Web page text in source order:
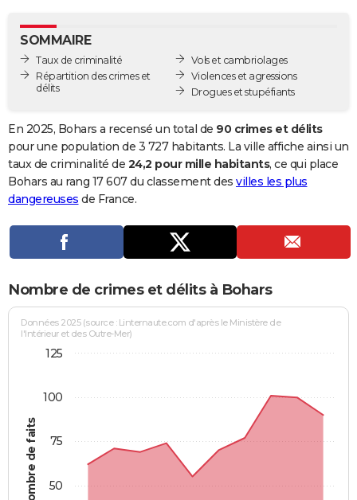
GUIDES D'ACHAT
BONS PLANS
Carte de Noël
Carte Bonne année
Carte Saint-Valentin
Carte Pâques
Carte d'anniversaire
DICTIONNAIRE
Dictionnaire
Biographies
Citations
Expressions
Proverbes
PROGRAMME TV
Se connecter
Entreprises
Service militaire
Avis de recherche
AVIS DE DÉCÈS
Bricolage
Lifestyle
Culture
Sport
Auto
Television
Voyage
Cinema
SOMMAIRE
Taux de criminalité
Répartition des crimes et
délits
Vols et cambriolages
Violences et agressions
Drogues et stupéfiants
En 2025, Bohars a recensé un total de 90 crimes et délits
pour une population de 3 727 habitants. La ville affiche ainsi un
taux de criminalité de 24,2 pour mille habitants, ce qui place
Bohars au rang 17 607 du classement des villes les plus
dangereuses de France.
Nombre de crimes et délits à Bohars
Nombre de faits
Données 2025 (source : Linternaute.com d'après le Ministère de
l'Intérieur et des Outre-Mer)
50
75
100
125